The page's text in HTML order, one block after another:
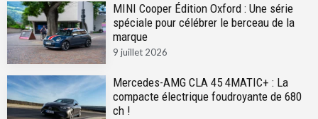
MINI Cooper Édition Oxford : Une série
spéciale pour célébrer le berceau de la
marque
9 juillet 2026
Mercedes-AMG CLA 45 4MATIC+ : La
compacte électrique foudroyante de 680
ch !